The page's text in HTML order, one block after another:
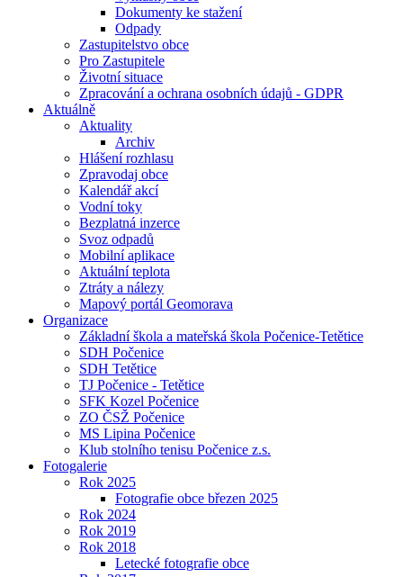
Dokumenty ke stažení
Odpady
Zastupitelstvo obce
Pro Zastupitele
Životní situace
Zpracování a ochrana osobních údajů - GDPR
Aktuálně
Aktuality
Archiv
Hlášení rozhlasu
Zpravodaj obce
Kalendář akcí
Vodní toky
Bezplatná inzerce
Svoz odpadů
Mobilní aplikace
Aktuální teplota
Ztráty a nálezy
Mapový portál Geomorava
Organizace
Základní škola a mateřská škola Počenice-Tetětice
SDH Počenice
SDH Tetětice
TJ Počenice - Tetětice
SFK Kozel Počenice
ZO ČSŽ Počenice
MS Lipina Počenice
Klub stolního tenisu Počenice z.s.
Fotogalerie
Rok 2025
Fotografie obce březen 2025
Rok 2024
Rok 2019
Rok 2018
Letecké fotografie obce